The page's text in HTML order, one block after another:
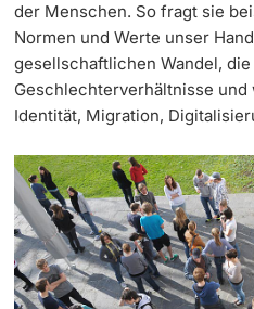
PhD
Further information
Donors
Dates
Informations, Events &
Academic Advice
Five reasons for studying
In My Studies
Continuing Education
University
der Menschen. So fragt sie
Normen und Werte unser
gesellschaftlichen Wandel,
Geschlechterverhältnisse
Identität, Migration,